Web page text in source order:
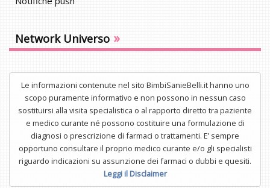
Network Universo »
Le informazioni contenute nel sito BimbiSanieBelli.it hanno uno
scopo puramente informativo e non possono in nessun caso
sostituirsi alla visita specialistica o al rapporto diretto tra paziente
e medico curante né possono costituire una formulazione di
diagnosi o prescrizione di farmaci o trattamenti. E’ sempre
opportuno consultare il proprio medico curante e/o gli specialisti
riguardo indicazioni su assunzione dei farmaci o dubbi e quesiti.
Leggi il Disclaimer